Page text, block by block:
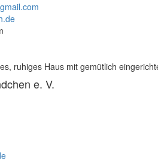
ruhiges Haus mit gemütlich
e. V.